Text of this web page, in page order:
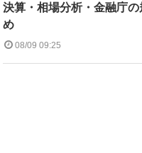
決算・相場分析・金融庁の
め
08/09 09:25